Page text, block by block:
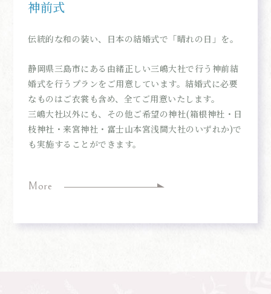
神前式
伝統的な和の装い、日本の結婚式で「晴れの日」を。
静岡県三島市にある由緒正しい三嶋大社で行う神前結
婚式を行うプランをご用意しています。結婚式に必要
なものはご衣裳も含め、全てご用意いたします。
三嶋大社以外にも、その他ご希望の神社(箱根神社・日
枝神社・来宮神社・富士山本宮浅間大社のいずれか)で
も実施することができます。
More